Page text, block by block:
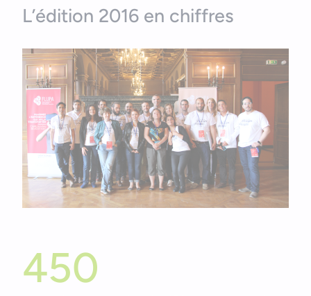
L’édition 2016 en chiffres
450